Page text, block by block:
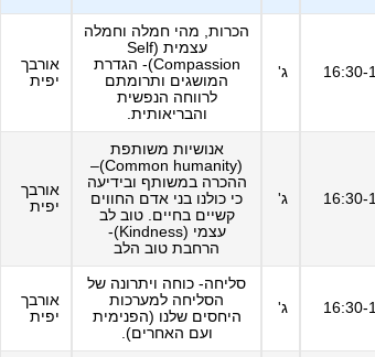
16:30- ג'
הכרות, מהי חמלה וחמלה
עצמית (Self
Compassion)- הגדרת
המושגים ותרומתם
לרווחה הנפשית
והבריאותית.
אורבך
יפית
16:30- ג'
אנושיות משותפת
(Common humanity)–
ההכרה במשותף ובידיעה
כי כולנו בני אדם החווים
קשיים בחיים. טוב לב
עצמי (Kindness)-
הרחבת טוב הלב
אורבך
יפית
16:30- ג'
סליחה- כוחה ויתרונה של
הסליחה למערכות
היחסים שלנו (הפנימית
ועם האחרים).
אורבך
יפית